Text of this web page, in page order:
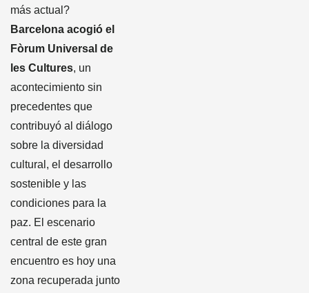
más actual?
Barcelona acogió el
Fòrum Universal de
les Cultures, un
acontecimiento sin
precedentes que
contribuyó al diálogo
sobre la diversidad
cultural, el desarrollo
sostenible y las
condiciones para la
paz. El escenario
central de este gran
encuentro es hoy una
zona recuperada junto